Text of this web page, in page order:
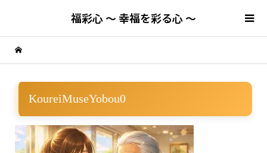
福彩心 ～ 幸福を彩る心 ～
KoureiMuseYobou0